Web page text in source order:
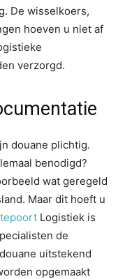
De wisselkoers,
hoeven u niet af
verzorgd.
douane plichtig.
benodigd?
wat geregeld
Maar dit hoeft u
Logistiek is
de
uitstekend
opgemaakt